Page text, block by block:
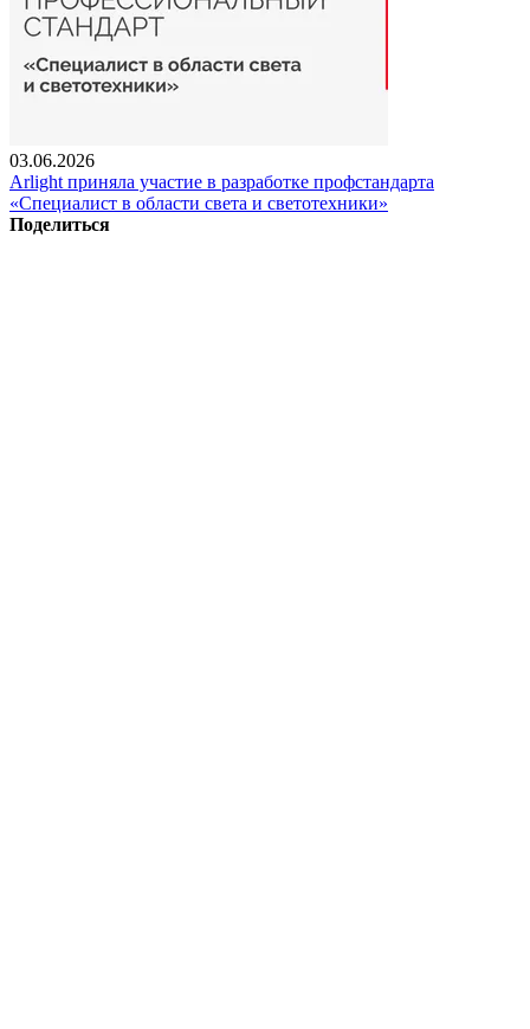
03.06.2026
Arlight приняла участие в разработке профстандарта
«Специалист в области света и светотехники»
Поделиться